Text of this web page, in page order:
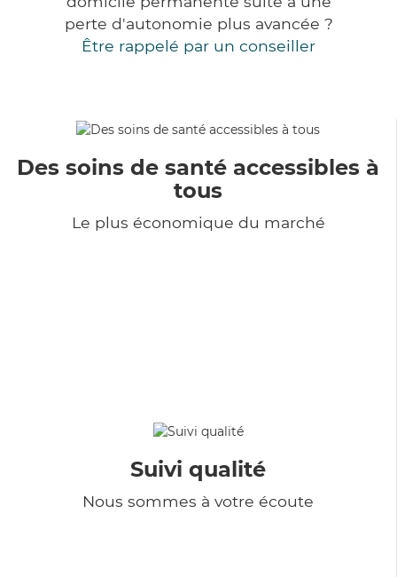
perte d'autonomie plus avancée ?
Être rappelé par un conseiller
Des soins de santé accessibles à
tous
Le plus économique du marché
Suivi qualité
Nous sommes à votre écoute